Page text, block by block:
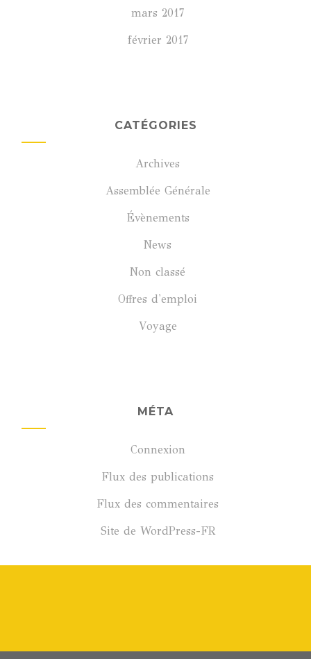
mars 2017
février 2017
CATÉGORIES
Archives
Assemblée Générale
Évènements
News
Non classé
Offres d'emploi
Voyage
MÉTA
Connexion
Flux des publications
Flux des commentaires
Site de WordPress-FR